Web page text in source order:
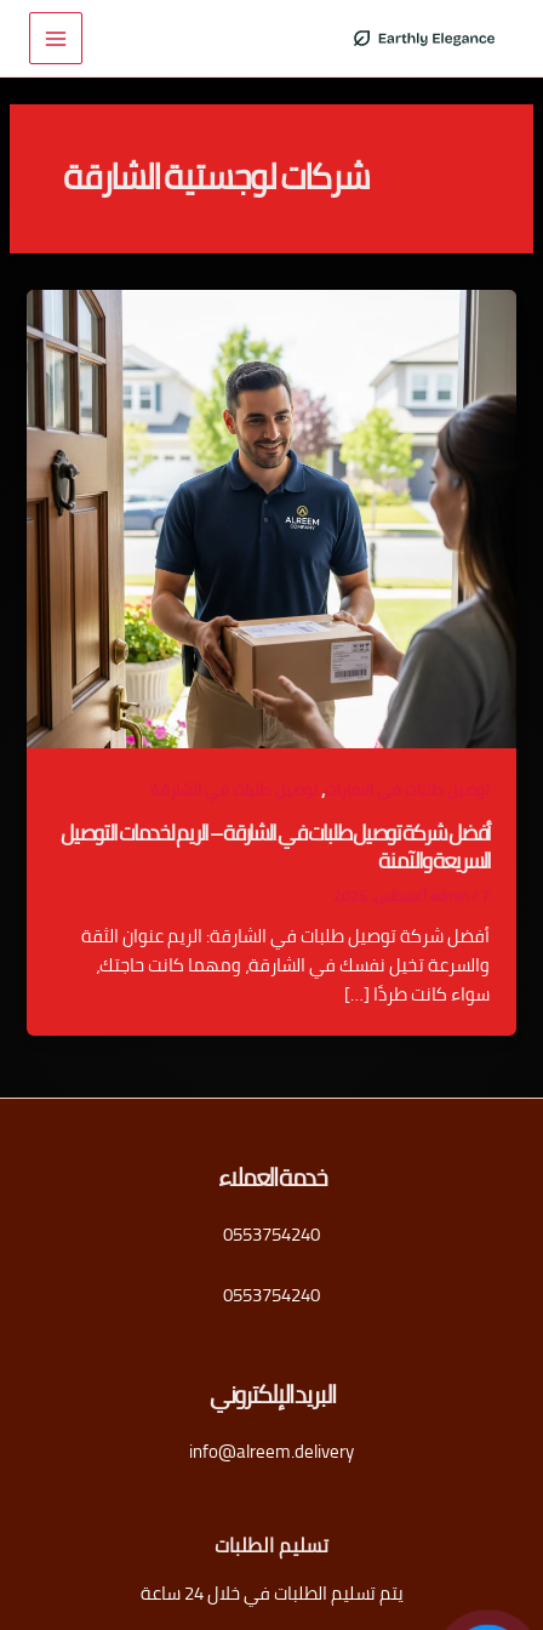
المحتوى
Main
Menu
شركات لوجستية الشارقة
توصيل طلبات في الامارات,توصيل طلبات في الشارقة
أفضل شركة توصيل طلبات في الشارقة – الريم لخدمات التوصيل
السريعة والآمنة
admin/ 7 أغسطس، 2025
أفضل شركة توصيل طلبات في الشارقة: الريم عنوان الثقة
والسرعة تخيل نفسك في الشارقة، ومهما كانت حاجتك،
سواء كانت طردًا […]
خدمة العملاء
0553754240
0553754240
البريد الإلكتروني
info@alreem.delivery
تسليم الطلبات
يتم تسليم الطلبات في خلال 24 ساعة